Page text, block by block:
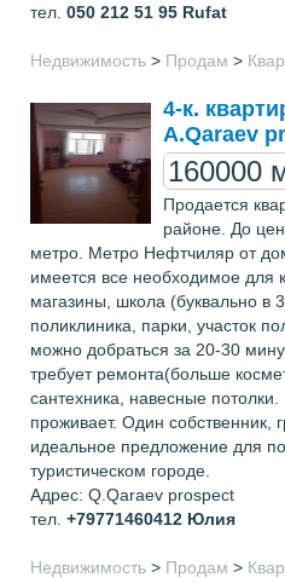
тел. 050 212 51 95 Rufat
Недвижимость > Продам >
4-к.
A.Qaraev
160000
Продается
районе. До
метро. Метро Нефтчиляр от
имеется все необходимое для
магазины, школа (буквально в
поликлиника, парки, участок
можно добраться за 20-30
требует ремонта(больше
сантехника, навесные
проживает. Один собственник,
идеальное предложение для
туристическом городе.
Адрес: Q.Qaraev prospect
тел. +79771460412 Юлия
Недвижимость > Продам >